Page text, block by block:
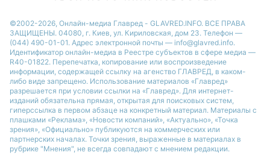
©2002-2026, Онлайн-медиа Главред - GLAVRED.INFO. ВСЕ ПРАВА
ЗАЩИЩЕНЫ. 04080, г. Киев, ул. Кириловская, дом 23. Телефон —
(044) 490-01-01. Адрес электронной почты — info@glavred.info.
Идентификатор онлайн-медиа в Реестре cубъектов в сфере медиа —
R40-01822. Перепечатка, копирование или воспроизведение
информации, содержащей ссылку на агенство ГЛАВРЕД, в каком-
либо виде запрещено. Использование материалов «Главред»
разрешается при условии ссылки на «Главред». Для интернет-
изданий обязательна прямая, открытая для поисковых систем,
гиперссылка в первом абзаце на конкретный материал. Материалы с
плашками «Реклама», «Новости компаний», «Актуально», «Точка
зрения», «Официально» публикуются на коммерческих или
партнерских началах. Точки зрения, выраженные в материалах в
рубрике "Мнения", не всегда совпадают с мнением редакции.